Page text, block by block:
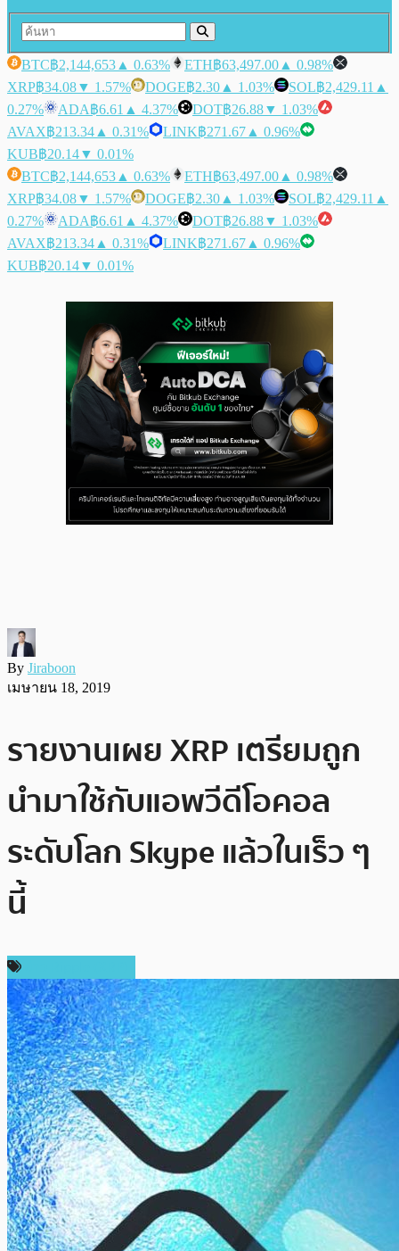
BTC฿2,144,653 ▲ 0.63% ETH฿63,497.00 ▲ 0.98%
XRP฿34.08▼ 1.57% DOGE฿2.30 ▲ 1.03% SOL฿2,429.11 ▲
0.27%
ADA฿6.61 ▲ 4.37% DOT฿26.88▼ 1.03%
AVAX฿213.34 ▲ 0.31% LINK฿271.67 ▲ 0.96%
KUB฿20.14▼ 0.01%
BTC฿2,144,653 ▲ 0.63% ETH฿63,497.00 ▲ 0.98%
XRP฿34.08▼ 1.57% DOGE฿2.30 ▲ 1.03% SOL฿2,429.11 ▲
0.27%
ADA฿6.61 ▲ 4.37% DOT฿26.88▼ 1.03%
AVAX฿213.34 ▲ 0.31% LINK฿271.67 ▲ 0.96%
KUB฿20.14▼ 0.01%
By Jiraboon
เมษายน 18, 2019
รายงานเผย XRP เตรียมถูก
นำมาใช้กับแอพวีดีโอคอล
ระดับโลก Skype แล้วในเร็ว ๆ
นี้